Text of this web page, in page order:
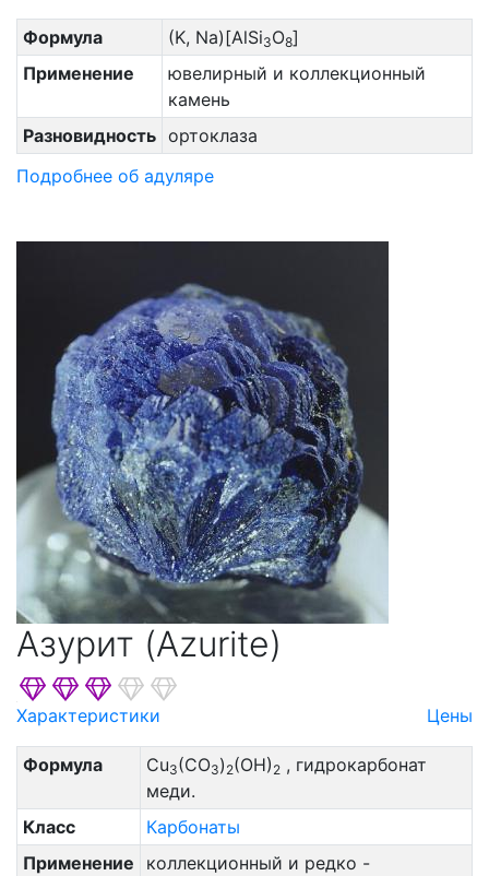
Формула (K, Na)[AlSi3O8]
Применение
ювелирный и коллекционный
камень
Разновидность ортоклаза
Подробнее об адуляре
Азурит (Azurite)
Характеристики Цены
Формула Cu3(CO3) 2(OH) 2, гидрокарбонат
меди.
Класс
Карбонаты
Применение
коллекционный и редко -